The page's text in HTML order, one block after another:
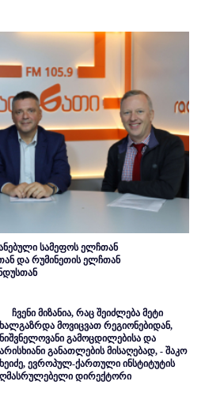
სამეფოს ელჩთან
და რუმინეთის ელჩთან
ჩვენი მიზანია, რაც შეიძლება მეტი
მოვიცვათ რეგიონებიდან,
გამოცდილებისა და
განათლების მისაღებად, - შაკო
ევროპულ-ქართული ინსტიტუტის
დირექტორი